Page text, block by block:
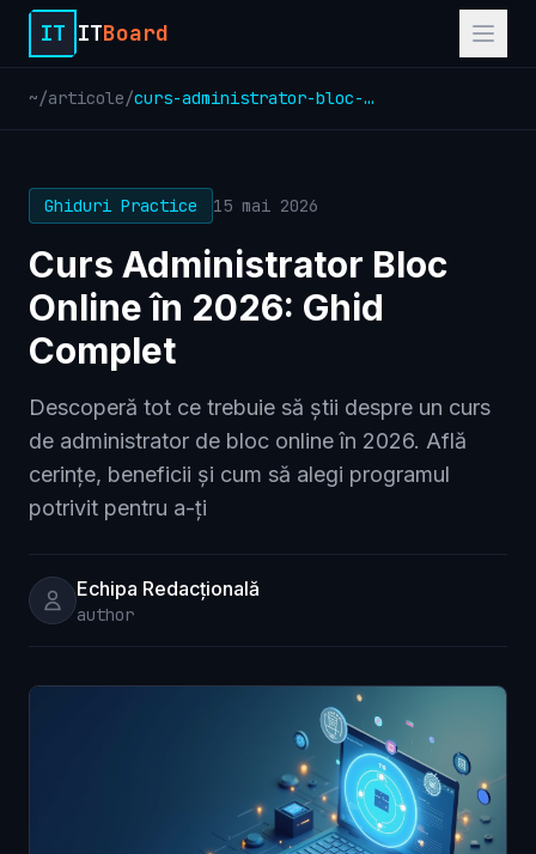
IT ITBoard
~/articole/ curs-administrator-bloc-online-in-2026-ghid-complet-pentru-viitorii
Ghiduri Practice 15 mai 2026
Curs Administrator Bloc
Online în 2026: Ghid
Complet
Descoperă tot ce trebuie să știi despre un curs
de administrator de bloc online în 2026. Află
cerințe, beneficii și cum să alegi programul
potrivit pentru a-ți
Echipa Redacțională
author